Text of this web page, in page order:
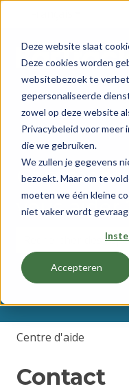
Deze website slaat
Deze cookies worden
websitebezoek te
gepersonaliseerde
zowel op deze website
Privacybeleid voor meer
die we gebruiken.
We zullen je gegevens
bezoekt. Maar om te
moeten we één kleine
niet vaker wordt
Accepteren
Afficher
Comment
vous aider
Il n'y a aucune
Centre d'aide
Contact